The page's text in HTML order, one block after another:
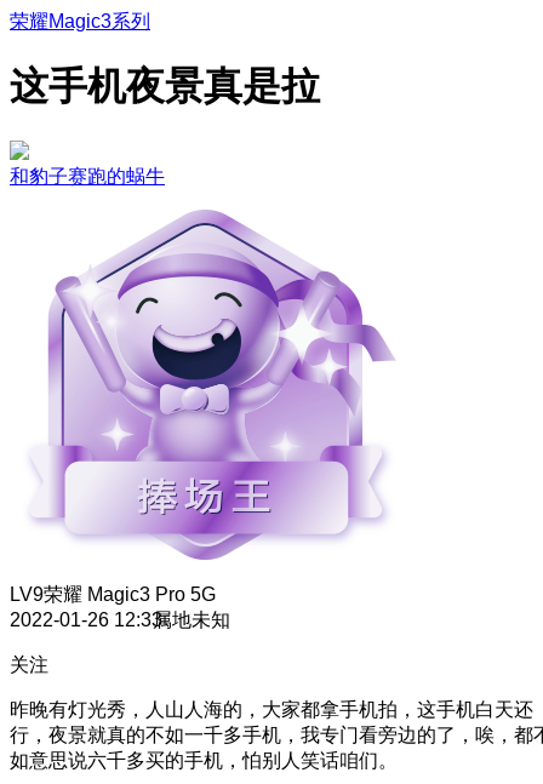
荣耀Magic3系列
这手机夜景真是拉
和豹子赛跑的蜗牛
LV9荣耀 Magic3 Pro 5G
2022-01-26 12:33属地未知
关注
昨晚有灯光秀，人山人海的，大家都拿手机拍，这手机白天还
行，夜景就真的不如一千多手机，我专门看旁边的了，唉，都
如意思说六千多买的手机，怕别人笑话咱们。